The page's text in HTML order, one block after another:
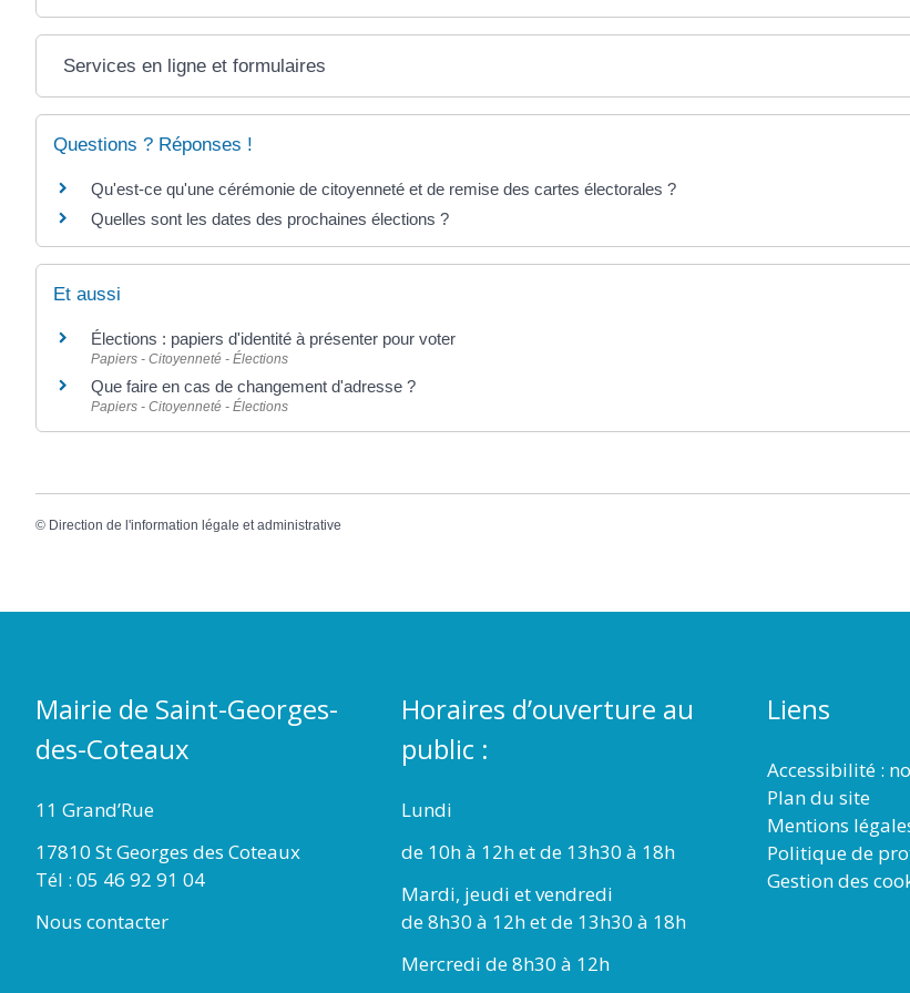
Services en ligne et formulaires
Questions ? Réponses !
Qu'est-ce qu'une cérémonie de citoyenneté et de remise des cartes électorales ?
Quelles sont les dates des prochaines élections ?
Et aussi
Élections : papiers d'identité à présenter pour voter
Papiers - Citoyenneté - Élections
Que faire en cas de changement d'adresse ?
Papiers - Citoyenneté - Élections
© Direction de l'information légale et administrative
Mairie de Saint-Georges-
des-Coteaux
11 Grand’Rue
17810 St Georges des Coteaux
Tél : 05 46 92 91 04
Nous contacter
Horaires d’ouverture au
public :
Lundi
de 10h à 12h et de 13h30 à 18h
Mardi, jeudi et vendredi
de 8h30 à 12h et de 13h30 à 18h
Mercredi de 8h30 à 12h
Liens
Accessibilité :
Plan du site
Mentions
Politique de
Gestion des